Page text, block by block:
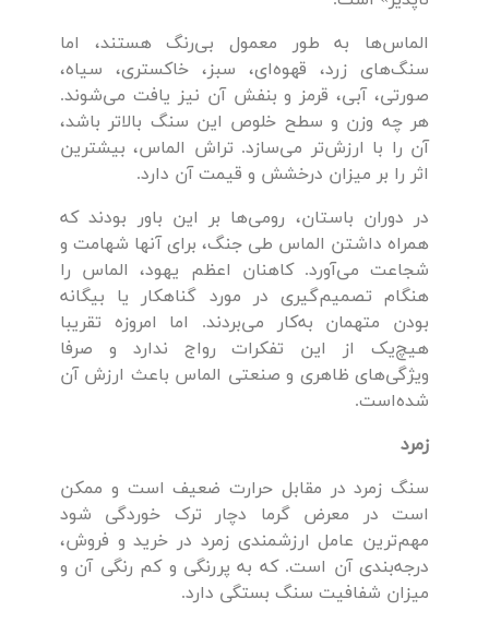
الماس‌ها به طور معمول بی‌رنگ هستند، اما
سنگ‌های زرد، قهوه‌ای، سبز، خاکستری، سیاه،
صورتی، آبی، قرمز و بنفش آن نیز یافت می‌شوند.
هر چه وزن و سطح خلوص این سنگ بالاتر باشد،
آن را با ارزش‌تر می‌سازد. تراش الماس، بیشترین
اثر را بر میزان درخشش و قیمت آن دارد.
در دوران باستان، رومی‌ها بر این باور بودند که
همراه داشتن الماس طی جنگ، برای آنها شهامت و
شجاعت می‌آورد. کاهنان اعظم یهود، الماس را
هنگام تصمیم‌گیری در مورد گناهکار یا بیگانه
بودن متهمان به‌کار می‌بردند. اما امروزه تقریبا
هیچ‌یک از این تفکرات رواج ندارد و صرفا
ویژگی‌های ظاهری و صنعتی الماس باعث ارزش آن
شده‌است.
زمرد
سنگ زمرد در مقابل حرارت ضعیف است و ممکن
است در معرض گرما دچار ترک خوردگی شود
مهم‌ترین عامل ارزشمندی زمرد در خرید و فروش،
درجه‌بندی آن است. که به پررنگی و کم رنگی آن و
میزان شفافیت سنگ بستگی دارد.